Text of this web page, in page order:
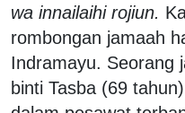
wa innailaihi rojiun.
rombongan jamaah
Indramayu. Seorang
binti Tasba (69